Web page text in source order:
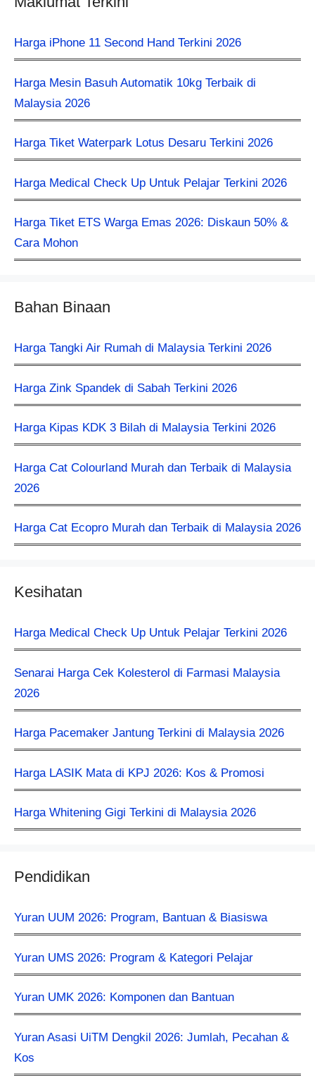
Harga iPhone 11 Second Hand Terkini 2026
Harga Mesin Basuh Automatik 10kg Terbaik di
Malaysia 2026
Harga Tiket Waterpark Lotus Desaru Terkini 2026
Harga Medical Check Up Untuk Pelajar Terkini 2026
Harga Tiket ETS Warga Emas 2026: Diskaun 50% &
Cara Mohon
Bahan Binaan
Harga Tangki Air Rumah di Malaysia Terkini 2026
Harga Zink Spandek di Sabah Terkini 2026
Harga Kipas KDK 3 Bilah di Malaysia Terkini 2026
Harga Cat Colourland Murah dan Terbaik di Malaysia
2026
Harga Cat Ecopro Murah dan Terbaik di Malaysia 2026
Kesihatan
Harga Medical Check Up Untuk Pelajar Terkini 2026
Senarai Harga Cek Kolesterol di Farmasi Malaysia
2026
Harga Pacemaker Jantung Terkini di Malaysia 2026
Harga LASIK Mata di KPJ 2026: Kos & Promosi
Harga Whitening Gigi Terkini di Malaysia 2026
Pendidikan
Yuran UUM 2026: Program, Bantuan & Biasiswa
Yuran UMS 2026: Program & Kategori Pelajar
Yuran UMK 2026: Komponen dan Bantuan
Yuran Asasi UiTM Dengkil 2026: Jumlah, Pecahan &
Kos